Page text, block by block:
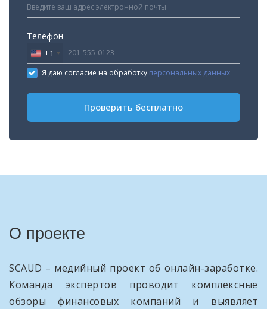
Телефон
United
States
+1
+1
Я даю согласие на обработку персональных данных
Проверить бесплатно
О проекте
SCAUD – медийный проект об онлайн-заработке.
Команда экспертов проводит комплексные
обзоры финансовых компаний и выявляет